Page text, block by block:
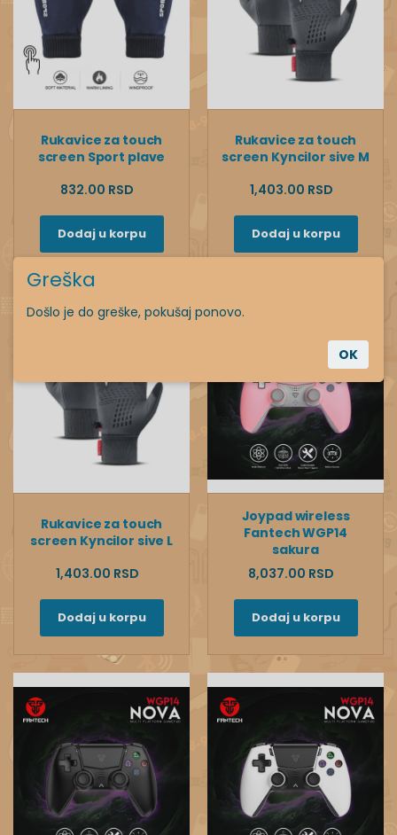
Rukavice za touch
screen Sport plave
832.00 RSD
Dodaj u korpu
Rukavice za touch
screen Kyncilor sive M
1,403.00 RSD
Dodaj u korpu
Rukavice za touch
screen Kyncilor sive L
1,403.00 RSD
Dodaj u korpu
Joypad wireless
Fantech WGP14
sakura
8,037.00 RSD
Dodaj u korpu
Greška
Došlo je do greške, pokušaj ponovo.
OK